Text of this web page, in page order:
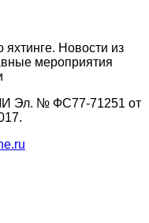
Новости из
мероприятия
Эл. № ФС77-71251 от